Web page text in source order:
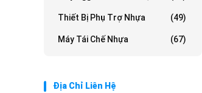
Thiết Bị Phụ Trợ Nhựa (49)
Máy Tái Chế Nhựa (67)
Địa Chỉ Liên Hệ